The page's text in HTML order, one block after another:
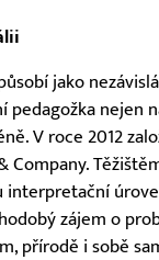
jako
pedagožka nejen
V roce 2012
Company.
interpretační
zájem o
přírodě i sobě